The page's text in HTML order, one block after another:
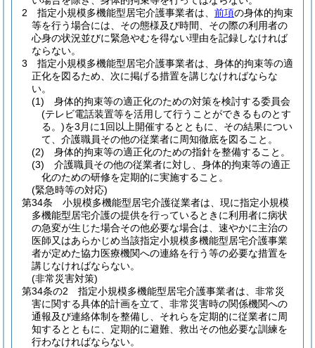
2
指定小規模多機能型居宅介護事業者は、 前項の身体的拘束
等を行う場合には、その態様及び時間、その際の利用者の
心身の状況並びに緊急やむを得ない理由を記録しなければ
ならない。
3
指定小規模多機能型居宅介護事業者は、身体的拘束等の適
正化を図るため、次に掲げる措置を講じなければならな
い。
(1)
身体的拘束等の適正化のための対策を検討する委員会
(テレビ電話装置等を活用して行うことができるものとす
る。)を3月に1回以上開催するとともに、その結果につい
て、介護職員その他の従業者に周知徹底を図ること。
(2)
身体的拘束等の適正化のための指針を整備すること。
(3)
介護職員その他の従業者に対し、身体的拘束等の適正
化のための研修を定期的に実施すること。
(緊急時等の対応)
第34条
小規模多機能型居宅介護従業者は、現に指定小規模
多機能型居宅介護の提供を行っているときに利用者に病状
の急変が生じた場合その他必要な場合は、速やかに主治の
医師又はあらかじめ当該指定小規模多機能型居宅介護事業
者が定めた協力医療機関への連絡を行う等の必要な措置を
講じなければならない。
(非常災害対策)
第34条の2
指定小規模多機能型居宅介護事業者は、非常災
害に関する具体的計画を立て、非常災害時の関係機関への
通報及び連絡体制を整備し、それらを定期的に従業者に周
知するとともに、定期的に避難、救出その他必要な訓練を
行わなければならない。